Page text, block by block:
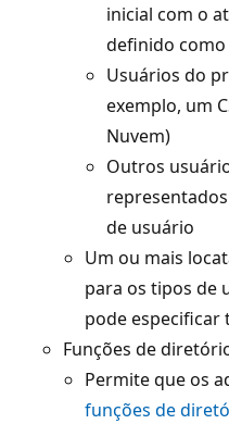
inicial com o
definido
Usuários do
exemplo, um
Nuvem)
Outros
de usuário
Um ou mais
para os tipos de
pode especificar
Funções de
Permite que os
funções de